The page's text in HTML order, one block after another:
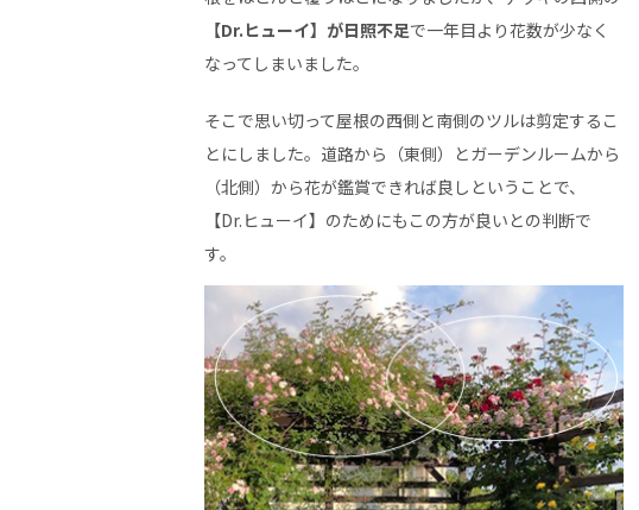
【Dr.ヒューイ】が日照不足で一年目より花数が少なく
なってしまいました。
そこで思い切って屋根の西側と南側のツルは剪定するこ
とにしました。道路から（東側）とガーデンルームから
（北側）から花が鑑賞できれば良しということで、
【Dr.ヒューイ】のためにもこの方が良いとの判断で
す。